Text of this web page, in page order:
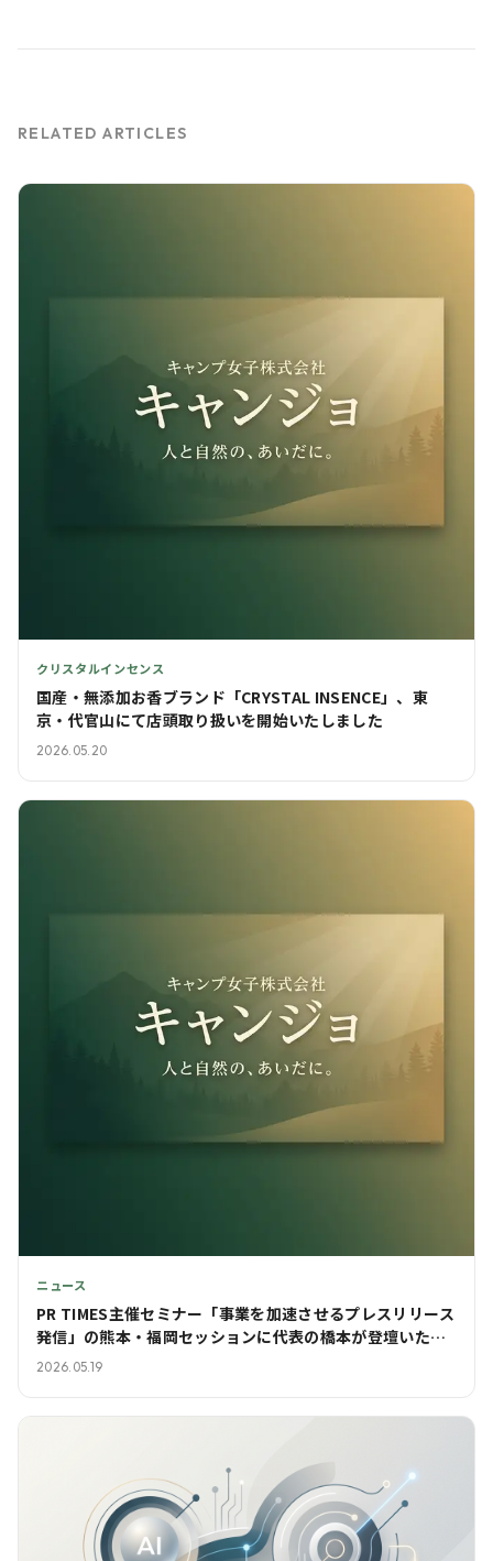
RELATED ARTICLES
クリスタルインセンス
国産・無添加お香ブランド「CRYSTAL INSENCE」、東
京・代官山にて店頭取り扱いを開始いたしました
2026.05.20
ニュース
PR TIMES主催セミナー「事業を加速させるプレスリリース
発信」の熊本・福岡セッションに代表の橋本が登壇いたし
ました
2026.05.19